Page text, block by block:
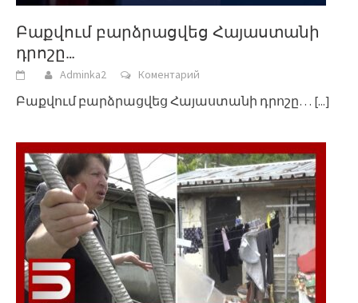
Բաքվում բարձրացվեց Հայաստանի
դրոշը…
Adminka2 Коментарий
Բաքվում բարձրացվեց Հայաստանի դրոշը… [...]